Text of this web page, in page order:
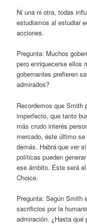
Ni una ni otra, todas
estudiamos al estudiar
acciones.
Pregunta: Muchos
pero enriquecerse ellos
gobernantes prefieren
admirados?
Recordemos que Smith
imperfecto, que tanto
más crudo interés
mercado, éste último
demás. Habrá que ver
políticas pueden
ese ámbito. Éste será
Choice.
Pregunta: Según Smith
sacrificios por la
admiración. ¿Hasta qué